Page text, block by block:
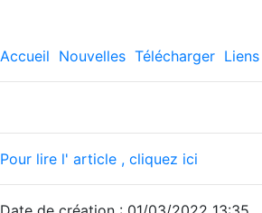
Accueil Nouvelles Télécharger Liens
Pour lire l' article , cliquez ici